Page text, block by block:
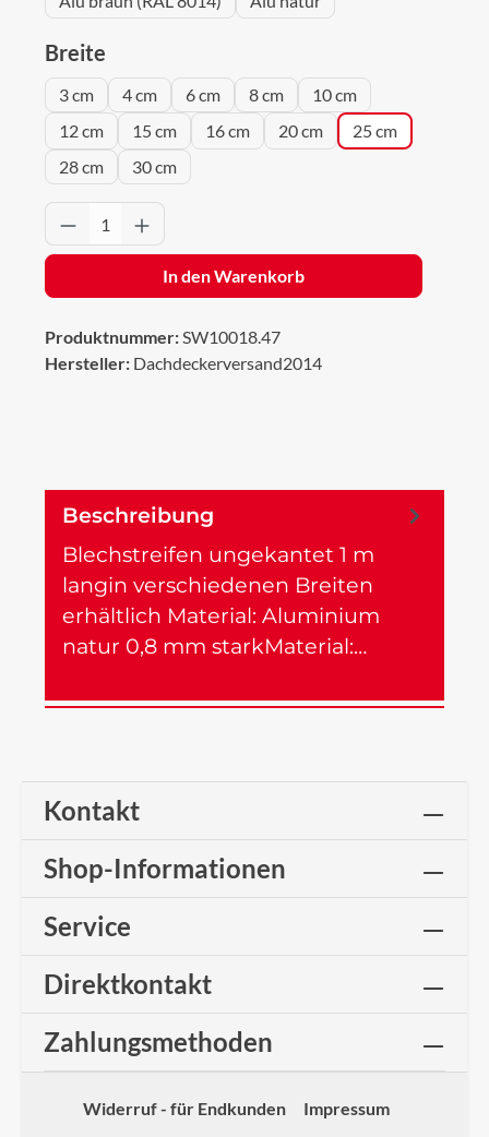
Breite
3 cm 4 cm 6 cm 8 cm
10 cm
12 cm
15 cm 16 cm 20 cm
25 cm
28 cm
30 cm
Produkt Anzahl: Gib den gewünschten
In den Warenkorb
Produktnummer:SW10018.47
Hersteller: Dachdeckerversand2014
Beschreibung
Blechstreifen ungekantet 1 m
langin verschiedenen Breiten
erhältlich Material: Aluminium
natur 0,8 mm starkMaterial:…
Kontakt
Shop-Informationen
Service
Direktkontakt
Zahlungsmethoden
Widerruf - für Endkunden
Impressum